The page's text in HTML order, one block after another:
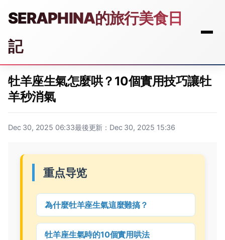
SERAPHINA的旅行美食日
記
牡羊座生氣怎麼哄？10個實用技巧讓牡
羊秒消氣
Dec 30, 2025 06:33最後更新：Dec 30, 2025 15:36
重点导览
為什麼牡羊座生氣這麼難搞？
牡羊座生氣時的10個實用哄法